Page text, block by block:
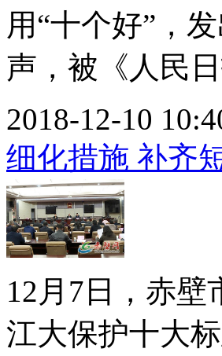
用“十个好”，
声，被《人民
2018-12-10
细化措施 补齐
12月7日，赤
江大保护十大